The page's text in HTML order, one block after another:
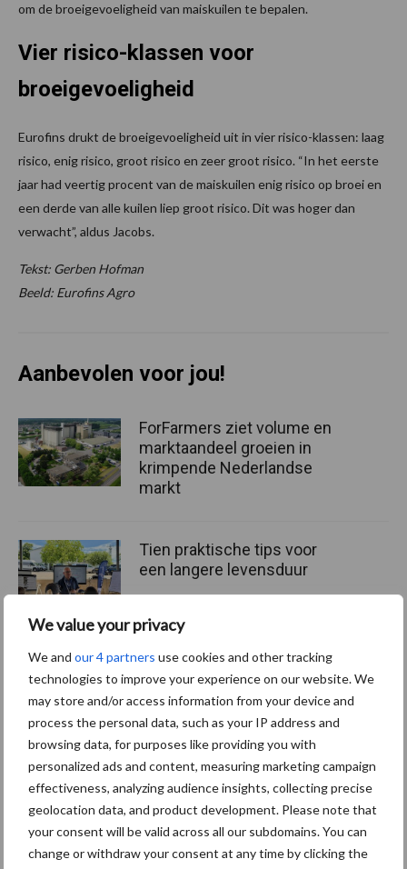
We value your privacy
We and our 4 partners use cookies and other tracking
technologies to improve your experience on our website. We
may store and/or access information from your device and
process the personal data, such as your IP address and
browsing data, for purposes like providing you with
personalized ads and content, measuring marketing campaign
effectiveness, analyzing audience insights, collecting precise
geolocation data, and product development. Please note that
your consent will be valid across all our subdomains. You can
change or withdraw your consent at any time by clicking the
om de broeigevoeligheid van maiskuilen te bepalen.
Vier risico-klassen voor
broeigevoeligheid
Eurofins drukt de broeigevoeligheid uit in vier risico-klassen: laag
risico, enig risico, groot risico en zeer groot risico. “In het eerste
jaar had veertig procent van de maiskuilen enig risico op broei en
een derde van alle kuilen liep groot risico. Dit was hoger dan
verwacht”, aldus Jacobs.
Tekst: Gerben Hofman
Beeld: Eurofins Agro
Aanbevolen voor jou!
ForFarmers ziet volume en
marktaandeel groeien in
krimpende Nederlandse
markt
Tien praktische tips voor
een langere levensduur
hygieneoplossingen is in
Polen groter dan ooit”
Themapagina's
Diergezondheid Bemesting Fokkerij